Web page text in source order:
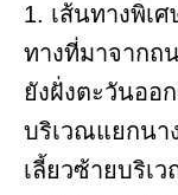
1. เส้นทางพิเ
ทางที่มาจากถ
ยังฝั่งตะวันออ
บริเวณแยกนา
เลี้ยวซ้ายบริ